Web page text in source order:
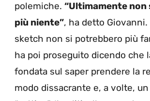
polemiche. “Ultimamente non
più niente”, ha detto
sketch non si potrebbero più
ha poi proseguito dicendo che
fondata sul saper prendere la
modo dissacrante e, a volte, un